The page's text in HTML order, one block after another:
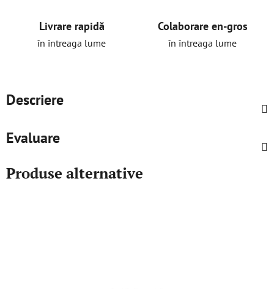
Livrare rapidă
în întreaga lume
Colaborare en-gros
în întreaga lume
Descriere
Evaluare
Produse alternative